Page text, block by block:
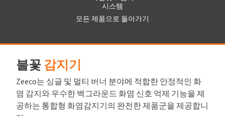
시스템
모든 제품으로 돌아가기
불꽃감지기
Zeeco는 싱글 및 멀티 버너 분야에 적합한 안정적인 화
염 감지와 우수한 백그라운드 화염 신호 억제 기능을 제
공하는 통합형 화염감지기의 완전한 제품군을 제공합니